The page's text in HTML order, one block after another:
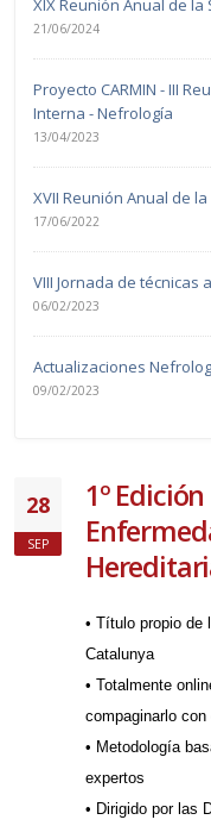
XIX Reunión Anual de
21/06/2024
Proyecto CARMIN - III
Interna - Nefrología
13/04/2023
XVII Reunión Anual de
17/06/2022
VIII Jornada de
06/02/2023
Actualizaciones
09/02/2023
28
SEP
1º
• Título propio de
Catalunya
• Totalmente
compaginarlo con
• Metodología
expertos
• Dirigido por las